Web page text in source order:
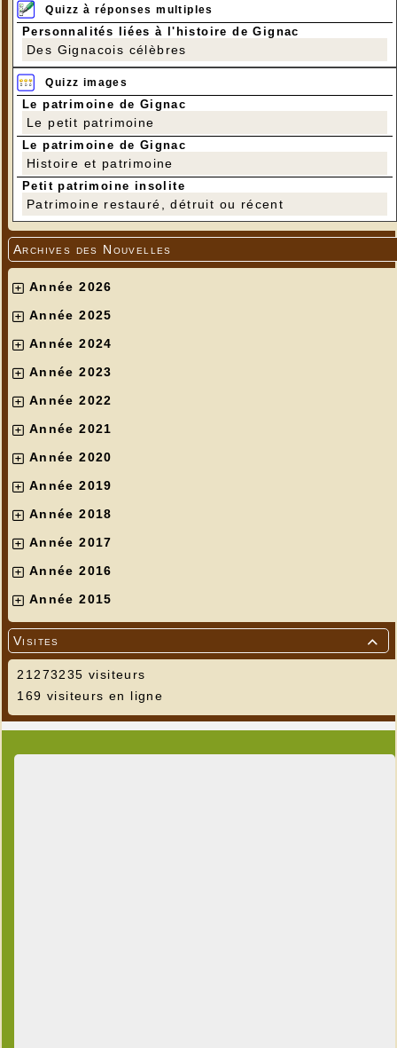
Quizz à réponses multiples
Personnalités liées à l'histoire de Gignac
Des Gignacois célèbres
Quizz images
Le patrimoine de Gignac
Le petit patrimoine
Le patrimoine de Gignac
Histoire et patrimoine
Petit patrimoine insolite
Patrimoine restauré, détruit ou récent
Archives des Nouvelles
Année 2026
Année 2025
Année 2024
Année 2023
Année 2022
Année 2021
Année 2020
Année 2019
Année 2018
Année 2017
Année 2016
Année 2015

Visites
21273235 visiteurs
169 visiteurs en ligne